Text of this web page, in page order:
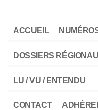
ACCUEIL
DOSSIERS
LU / VU / ENTENDU
CONTACT